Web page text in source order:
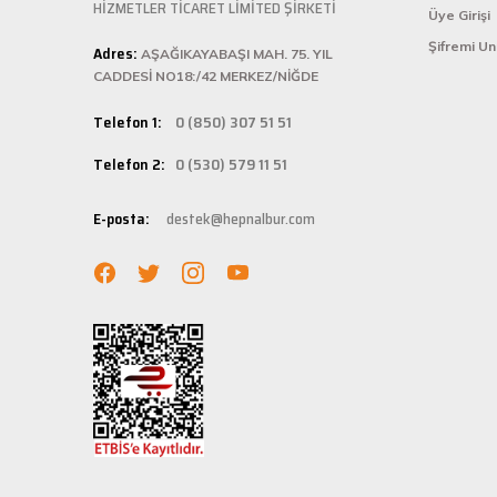
Deneyimini Paylaş
istediğiniz
bilgilere
Hızlı
adresinize
HİZMETLER TİCARET LİMİTED ŞİRKETİ
Adres: AŞAĞIKAYABAŞI MAH. 75. YIL
CADDESİ NO18:/42 MERKEZ/NİĞDE
Telefon 1: 0 (850) 307 51 51
Telefon 2: 0 (530) 579 11 51
E-posta: destek@hepnalbur.com
Üye Girişi
Şifremi